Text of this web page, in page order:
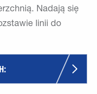
Nadają się
linii do